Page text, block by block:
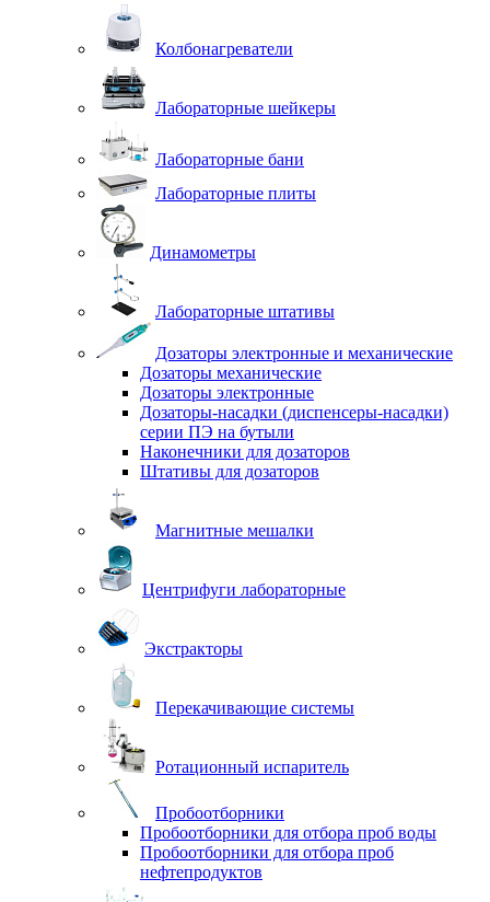
Колбонагреватели
Лабораторные шейкеры
Лабораторные бани
Лабораторные плиты
Динамометры
Лабораторные штативы
Дозаторы электронные и механические
Дозаторы механические
Дозаторы электронные
Дозаторы-насадки (диспенсеры-насадки)
серии ПЭ на бутыли
Наконечники для дозаторов
Штативы для дозаторов
Магнитные мешалки
Центрифуги лабораторные
Экстракторы
Перекачивающие системы
Ротационный испаритель
Пробоотборники
Пробоотборники для отбора проб воды
Пробоотборники для отбора проб
нефтепродуктов